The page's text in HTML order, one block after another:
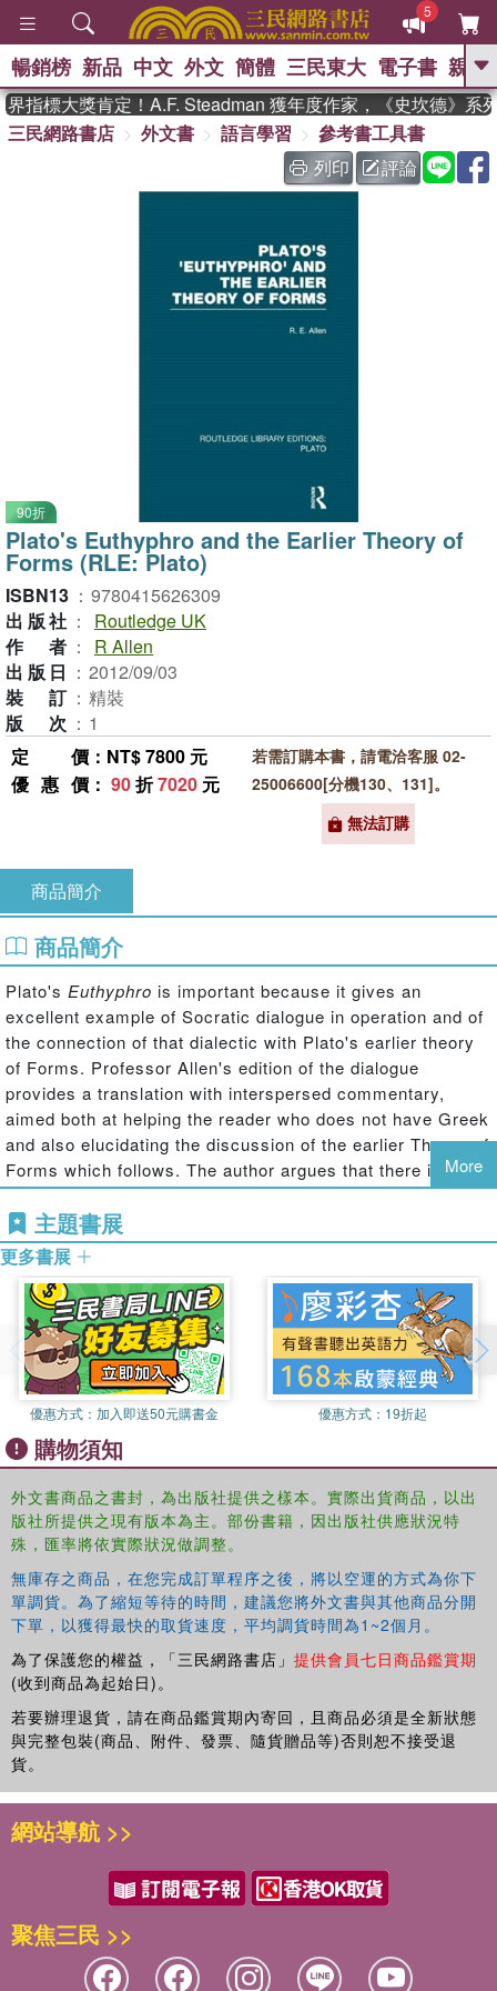
5
GO
熱搜： 東野圭吾 、 高希均教授回憶錄
The Odyssey 、 父親節 、 如果歷
史是一群喵 、 暑期推薦 、 國際布克
偉大的迷走神經
暢銷榜 新品 中文 外文 簡體 三民東大 電子書 親子
指標大獎肯定！A.F. Steadman 獲年度作家，《史坎德》系列
三民網路書店
外文書 語言學習
參考書工具書
列印
評論
90折
Plato's Euthyphro and the Earlier Theory of
Forms (RLE: Plato)
ISBN13 ： 9780415626309
出版社 ：
Routledge UK
作者 ：
R Allen
出版日 ： 2012/09/03
裝訂 ： 精裝
版次 ： 1
定價 ：NT$ 7800 元
優惠價 ： 90折7020 元
若需訂購本書，請電洽客服 02-
25006600[分機130、131]。
無法訂購
商品簡介
商品簡介
Plato's Euthyphro is important because it gives an
excellent example of Socratic dialogue in operation and of
the connection of that dialectic with Plato's earlier theory
of Forms. Professor Allen's edition of the dialogue
provides a translation with interspersed commentary,
aimed both at helping the reader who does not have Greek
and also elucidating the discussion of the earlier Theory of
Forms which follows. The author argues that there is a
theory of Forms in theEuthyphroand in other early
Platonic dialogues and that this theory is the foundation of
Socratic dialogue. However, he maintains that the theory
in the early dialogues is a realist theory of universals and
this theory is not to be identified with the theory of Forms
found in the Phaedo, Republic, and other middle dialogues,
since it differs on the issues of ontological status.
More
主題書展
更多書展
優惠方式： 加入即送50元購書金 優惠方式： 19折起
購物須知
外文書商品之書封，為出版社提供之樣本。實際出貨商品，以出
版社所提供之現有版本為主。部份書籍，因出版社供應狀況特
殊，匯率將依實際狀況做調整。
無庫存之商品，在您完成訂單程序之後，將以空運的方式為你下
單調貨。為了縮短等待的時間，建議您將外文書與其他商品分開
下單，以獲得最快的取貨速度，平均調貨時間為1~2個月。
為了保護您的權益，「三民網路書店」 提供會員七日商品鑑賞期
(收到商品為起始日)。
若要辦理退貨，請在商品鑑賞期內寄回，且商品必須是全新狀態
與完整包裝(商品、附件、發票、隨貨贈品等)否則恕不接受退
貨。
網站導航 >>
聚焦三民 >>